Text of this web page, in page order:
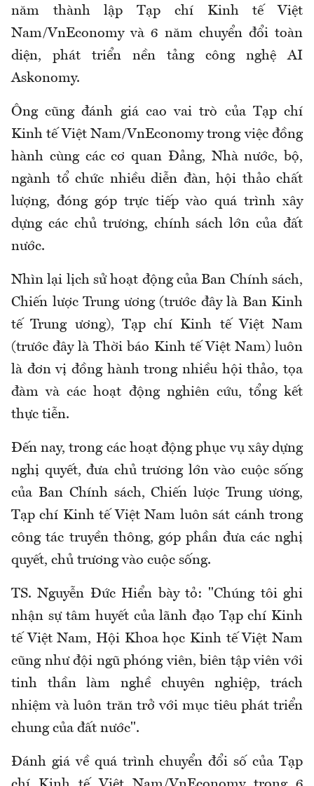
năm thành lập Tạp chí Kinh tế Việt
Nam/VnEconomy và 6 năm chuyển đổi toàn
diện, phát triển nền tảng công nghệ AI
Askonomy.
Ông cũng đánh giá cao vai trò của Tạp chí
Kinh tế Việt Nam/VnEconomy trong việc đồng
hành cùng các cơ quan Đảng, Nhà nước, bộ,
ngành tổ chức nhiều diễn đàn, hội thảo chất
lượng, đóng góp trực tiếp vào quá trình xây
dựng các chủ trương, chính sách lớn của đất
nước.
Nhìn lại lịch sử hoạt động của Ban Chính sách,
Chiến lược Trung ương (trước đây là Ban Kinh
tế Trung ương), Tạp chí Kinh tế Việt Nam
(trước đây là Thời báo Kinh tế Việt Nam) luôn
là đơn vị đồng hành trong nhiều hội thảo, tọa
đàm và các hoạt động nghiên cứu, tổng kết
thực tiễn.
Đến nay, trong các hoạt động phục vụ xây dựng
nghị quyết, đưa chủ trương lớn vào cuộc sống
của Ban Chính sách, Chiến lược Trung ương,
Tạp chí Kinh tế Việt Nam luôn sát cánh trong
công tác truyền thông, góp phần đưa các nghị
quyết, chủ trương vào cuộc sống.
TS. Nguyễn Đức Hiển bày tỏ: "Chúng tôi ghi
nhận sự tâm huyết của lãnh đạo Tạp chí Kinh
tế Việt Nam, Hội Khoa học Kinh tế Việt Nam
cũng như đội ngũ phóng viên, biên tập viên với
tinh thần làm nghề chuyên nghiệp, trách
nhiệm và luôn trăn trở với mục tiêu phát triển
chung của đất nước".
Đánh giá về quá trình chuyển đổi số của Tạp